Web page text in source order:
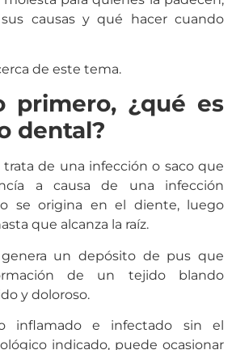
causas y qué hacer cuando
de este tema.
primero, ¿qué es
dental?
trata de una infección o saco que
a causa de una infección
se origina en el diente, luego
que alcanza la raíz.
un depósito de pus que
de un tejido blando
y doloroso.
inflamado e infectado sin el
indicado, puede ocasionar